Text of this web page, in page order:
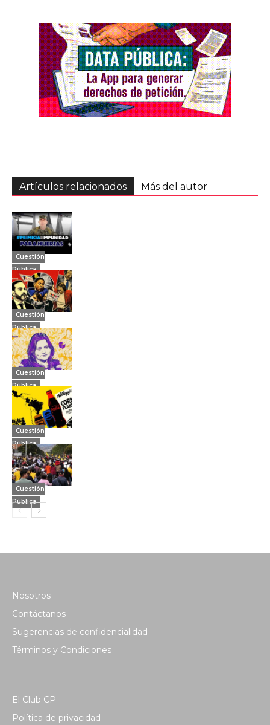
Artículos relacionados Más del autor
Cuestión
Pública
Cuestión
Pública
Cuestión
Pública
Cuestión
Pública
Cuestión
Pública
Nosotros
Contáctanos
Sugerencias de confidencialidad
Términos y Condiciones
El Club CP
Política de privacidad